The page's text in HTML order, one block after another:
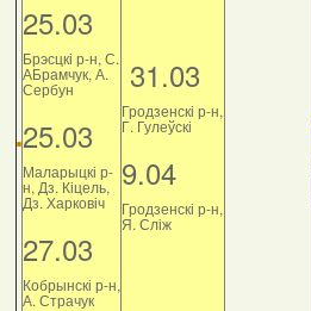
25.03
Брэсцкі р-н, С.
АБрамчук, А.
Сербун
25.03
Маларыцкі р-
н, Дз. Кіцель,
Дз. Харковіч
27.03
Кобрынскі р-н,
А. Страчук
31.03
Гродзенскі р-н,
Г. Гулеўскі
9.04
Гродзенскі р-н,
Я. Сліж